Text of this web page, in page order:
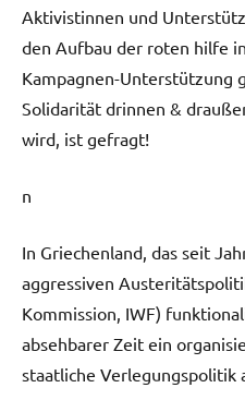
Aktivistinnen und
den Aufbau der roten hilfe
Kampagnen-Unterstützung
Solidarität drinnen &
wird, ist gefragt!
n
In Griechenland, das seit
aggressiven
Kommission, IWF)
absehbarer Zeit ein
staatliche Verlegungspolitik